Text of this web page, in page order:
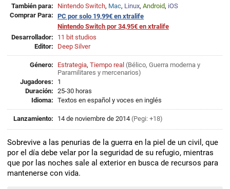
También para: Nintendo Switch, Mac, Linux, Android, iOS
Comprar Para: PC por solo 19,99€ en xtralife
Nintendo Switch por 34,95€ en xtralife
Desarrollador:
11 bit studios
Editor:
Deep Silver
Género: Estrategia, Tiempo real (Bélico, Guerra moderna y
Paramilitares y mercenarios)
Jugadores:
1
Duración: 25-30 horas
Idioma: Textos en español y voces en inglés
Lanzamiento: 14 de noviembre de 2014 (Pegi: +18)
Sobrevive a las penurias de la guerra en la piel de un civil, que
por el día debe velar por la seguridad de su refugio, mientras
que por las noches sale al exterior en busca de recursos para
mantenerse con vida.